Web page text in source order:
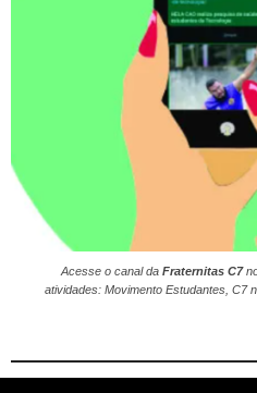
Acesse o canal da Fraternitas C7
atividades: Movimento Estudantes, C7